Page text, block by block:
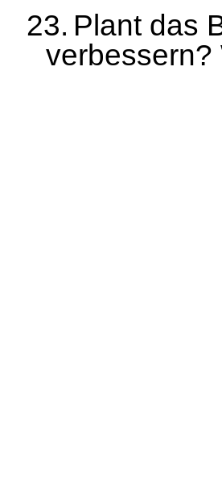
23. Plant das
verbessern?